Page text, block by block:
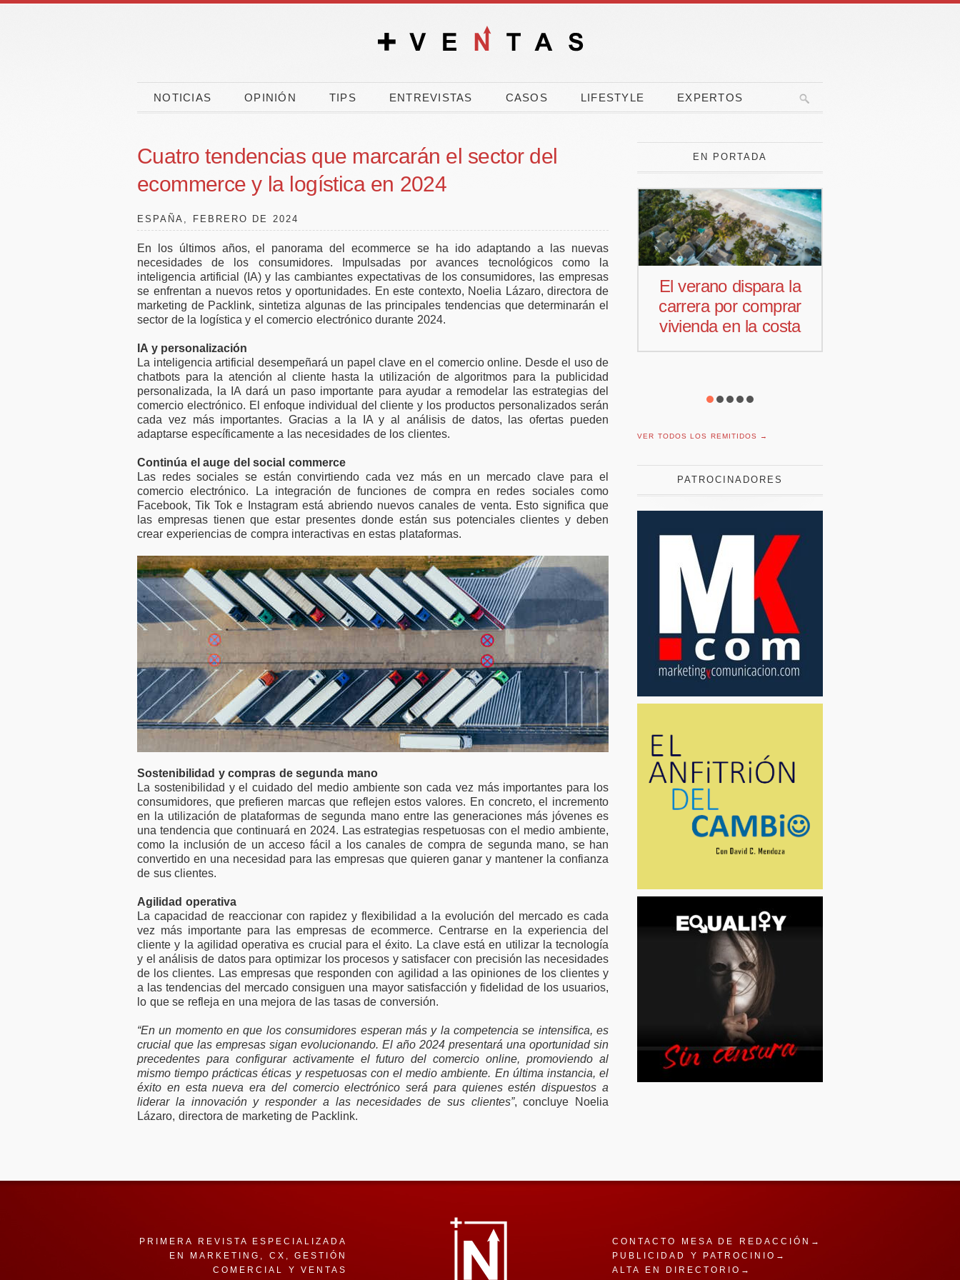
NOTICIAS OPINIÓN TIPS ENTREVISTAS CASOS LIFESTYLE EXPERTOS
Cuatro tendencias que marcarán el sector del
ecommerce y la logística en 2024
ESPAÑA, FEBRERO DE 2024
En los últimos años, el panorama del ecommerce se ha ido adaptando a las nuevas
necesidades de los consumidores. Impulsadas por avances tecnológicos como la
inteligencia artificial (IA) y las cambiantes expectativas de los consumidores, las empresas
se enfrentan a nuevos retos y oportunidades. En este contexto, Noelia Lázaro, directora de
marketing de Packlink, sintetiza algunas de las principales tendencias que determinarán el
sector de la logística y el comercio electrónico durante 2024.
IA y personalización
La inteligencia artificial desempeñará un papel clave en el comercio online. Desde el uso de
chatbots para la atención al cliente hasta la utilización de algoritmos para la publicidad
personalizada, la IA dará un paso importante para ayudar a remodelar las estrategias del
comercio electrónico. El enfoque individual del cliente y los productos personalizados serán
cada vez más importantes. Gracias a la IA y al análisis de datos, las ofertas pueden
adaptarse específicamente a las necesidades de los clientes.
Continúa el auge del social commerce
Las redes sociales se están convirtiendo cada vez más en un mercado clave para el
comercio electrónico. La integración de funciones de compra en redes sociales como
Facebook, Tik Tok e Instagram está abriendo nuevos canales de venta. Esto significa que
las empresas tienen que estar presentes donde están sus potenciales clientes y deben
crear experiencias de compra interactivas en estas plataformas.
Sostenibilidad y compras de segunda mano
La sostenibilidad y el cuidado del medio ambiente son cada vez más importantes para los
consumidores, que prefieren marcas que reflejen estos valores. En concreto, el incremento
en la utilización de plataformas de segunda mano entre las generaciones más jóvenes es
una tendencia que continuará en 2024. Las estrategias respetuosas con el medio ambiente,
como la inclusión de un acceso fácil a los canales de compra de segunda mano, se han
convertido en una necesidad para las empresas que quieren ganar y mantener la confianza
de sus clientes.
Agilidad operativa
La capacidad de reaccionar con rapidez y flexibilidad a la evolución del mercado es cada
vez más importante para las empresas de ecommerce. Centrarse en la experiencia del
cliente y la agilidad operativa es crucial para el éxito. La clave está en utilizar la tecnología
y el análisis de datos para optimizar los procesos y satisfacer con precisión las necesidades
de los clientes. Las empresas que responden con agilidad a las opiniones de los clientes y
a las tendencias del mercado consiguen una mayor satisfacción y fidelidad de los usuarios,
lo que se refleja en una mejora de las tasas de conversión.
“En un momento en que los consumidores esperan más y la competencia se intensifica, es
crucial que las empresas sigan evolucionando. El año 2024 presentará una oportunidad sin
precedentes para configurar activamente el futuro del comercio online, promoviendo al
mismo tiempo prácticas éticas y respetuosas con el medio ambiente. En última instancia, el
éxito en esta nueva era del comercio electrónico será para quienes estén dispuestos a
liderar la innovación y responder a las necesidades de sus clientes”, concluye Noelia
Lázaro, directora de marketing de Packlink.
EN PORTADA
Las vacaciones
ponen a prueba la
motivación laboral
con plantillas
reducidas
CaixaBank, CEOE y
CEPYME movilizan
50.000 millones en
empresas y pymes
El 90% de los
españoles vota a
El verano dispara la
carrera por comprar
vivienda en la costa
VER TODOS LOS REMITIDOS →
PATROCINADORES
PRIMERA REVISTA ESPECIALIZADA
EN MARKETING, CX, GESTIÓN
COMERCIAL Y VENTAS
CONTACTO MESA DE REDACCIÓN→
PUBLICIDAD Y PATROCINIO→
ALTA EN DIRECTORIO→